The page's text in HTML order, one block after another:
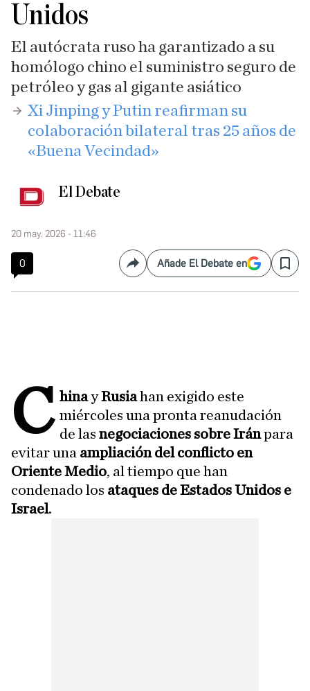
Unidos
El autócrata ruso ha garantizado a su
homólogo chino el suministro seguro de
petróleo y gas al gigante asiático
​Xi Jinping y Putin reafirman su
colaboración bilateral tras 25 años de
«Buena Vecindad»
El Debate
20 may. 2026 - 11:46
0 CompartirAñade El Debate en Save
C hinayRusiahan exigido este
miércoles una pronta reanudación
de lasnegociaciones sobre Iránpara
evitar una ampliación del conflicto en
Oriente Medio, al tiempo que han
condenado los ataques de Estados Unidos e
Israel.